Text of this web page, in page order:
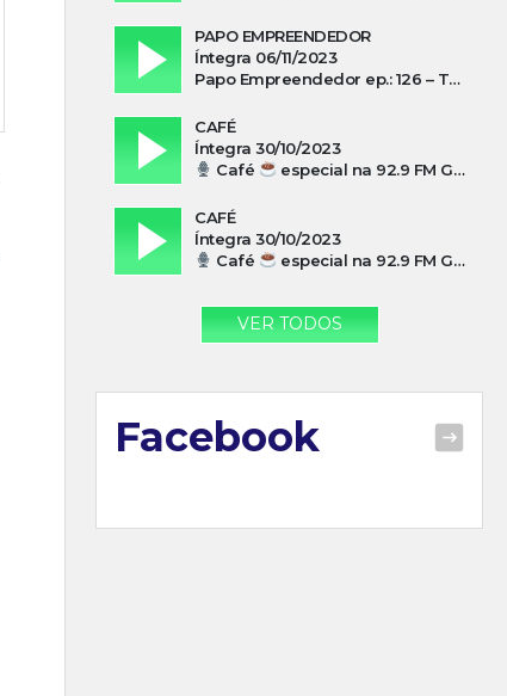
PAPO EMPREENDEDOR
Íntegra 06/11/2023
Papo Empreendedor ep.: 126 – Thayni Librelato Sérgio Rodrigues Alves, Isadora Arns, Lilian Guthron Koslowski e Edio Kunhasky Junior sobre “O poder do associativismo na promoção de oportunidades”
CAFÉ
Íntegra 30/10/2023
Café
especial na 92.9 FM Guarujá com Silvio Machado
CAFÉ
Íntegra 30/10/2023
Café
especial na 92.9 FM Guarujá com Paulo Cesar Leandres
VER TODOS
Facebook